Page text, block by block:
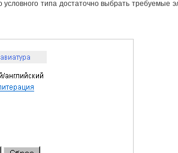
типа достаточно выбрать требуемые